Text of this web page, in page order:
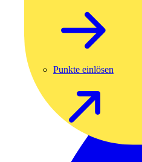
Punkte einlösen